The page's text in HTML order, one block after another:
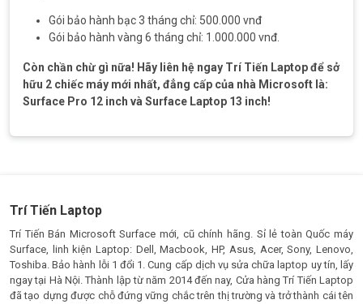
Gói bảo hành bạc 3 tháng chỉ: 500.000 vnđ
Gói bảo hành vàng 6 tháng chỉ: 1.000.000 vnđ.
Còn chần chừ gì nữa! Hãy liên hệ ngay Trí Tiến Laptop để sở
hữu 2 chiếc máy mới nhất, đẳng cấp của nhà Microsoft là:
Surface Pro 12 inch và Surface Laptop 13 inch!
Trí Tiến Laptop
Trí Tiến Bán Microsoft Surface mới, cũ chính hãng. Sỉ lẻ toàn Quốc máy
Surface, linh kiện Laptop: Dell, Macbook, HP, Asus, Acer, Sony, Lenovo,
Toshiba. Bảo hành lỗi 1 đổi 1. Cung cấp dịch vụ sửa chữa laptop uy tín, lấy
ngay tại Hà Nội. Thành lập từ năm 2014 đến nay, Cửa hàng Trí Tiến Laptop
đã tạo dựng được chỗ đứng vững chắc trên thị trường và trở thành cái tên